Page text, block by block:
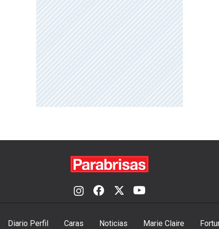
Diario Perfil Caras Noticias Marie Claire